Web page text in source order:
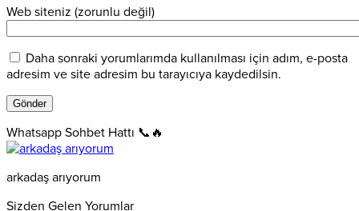
Web siteniz (zorunlu değil)
Daha sonraki yorumlarımda kullanılması için adım, e-posta
adresim ve site adresim bu tarayıcıya kaydedilsin.
Whatsapp Sohbet Hattı 📞🔥
arkadaş arıyorum
Sizden Gelen Yorumlar